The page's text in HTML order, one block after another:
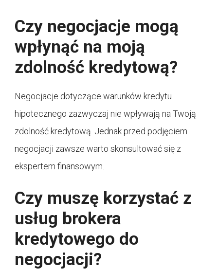
Czy negocjacje mogą
wpłynąć na moją
zdolność kredytową?
Negocjacje dotyczące warunków kredytu
hipotecznego zazwyczaj nie wpływają na Twoją
zdolność kredytową. Jednak przed podjęciem
negocjacji zawsze warto skonsultować się z
ekspertem finansowym.
Czy muszę korzystać z
usług brokera
kredytowego do
negocjacji?